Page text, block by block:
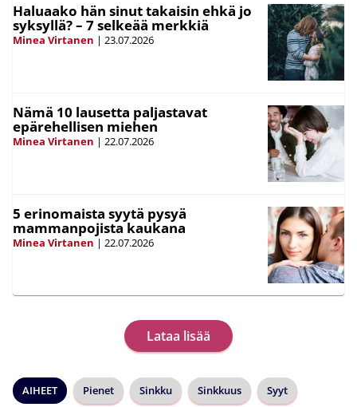
Haluaako hän sinut takaisin ehkä jo
syksyllä? – 7 selkeää merkkiä
Minea Virtanen | 23.07.2026
Nämä 10 lausetta paljastavat
epärehellisen miehen
Minea Virtanen | 22.07.2026
5 erinomaista syytä pysyä
mammanpojista kaukana
Minea Virtanen | 22.07.2026
Lataa lisää
AIHEET Pienet Sinkku Sinkkuus Syyt